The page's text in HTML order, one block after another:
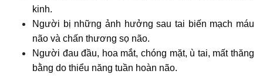
kinh.
Người bị những ảnh hưởng sau tai biến mạch máu
não và chấn thương sọ não.
Người đau đầu, hoa mắt, chóng mặt, ù tai, mất thăng
bằng do thiểu năng tuần hoàn não.